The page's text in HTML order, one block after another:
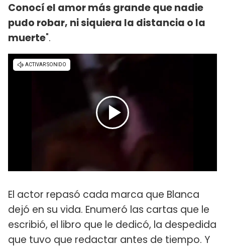
Conocí el amor más grande que nadie
pudo robar, ni siquiera la distancia o la
muerte".
El actor repasó cada marca que Blanca
dejó en su vida. Enumeró las cartas que le
escribió, el libro que le dedicó, la despedida
que tuvo que redactar antes de tiempo. Y